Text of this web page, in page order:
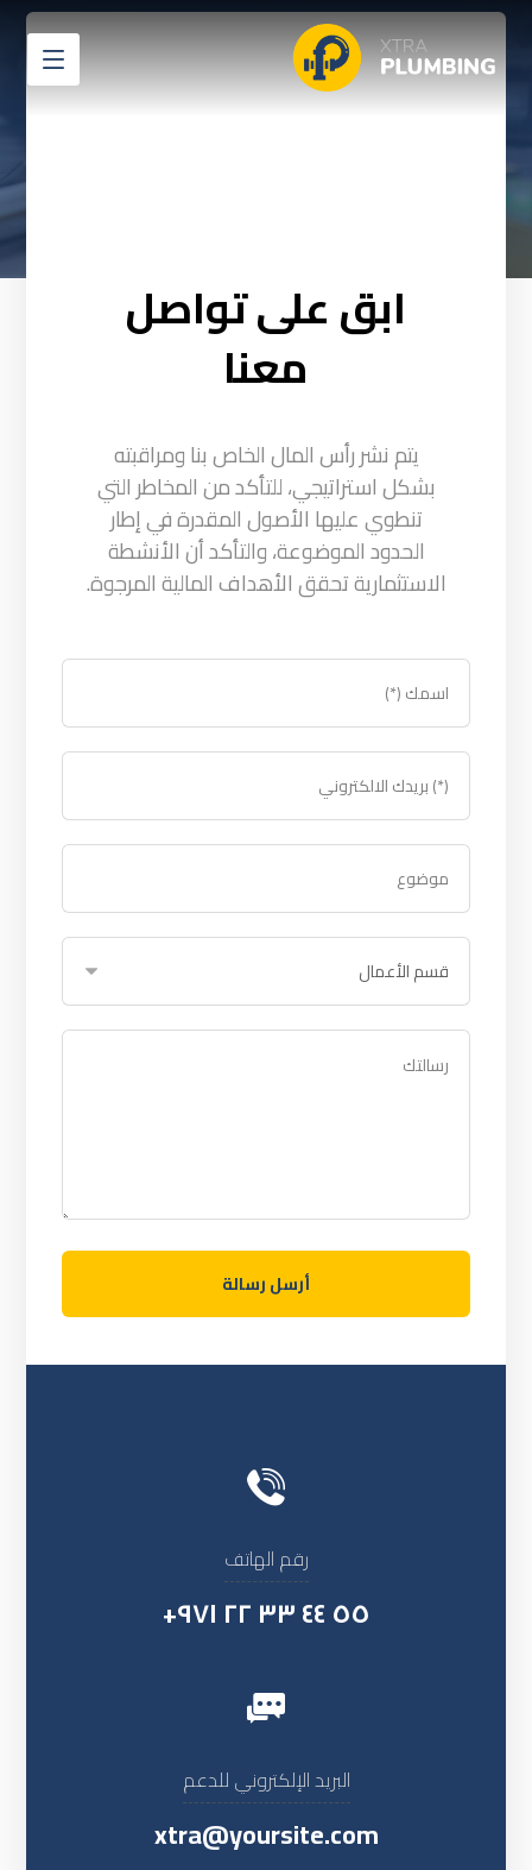
ابق على تواصل
معنا
يتم نشر رأس المال الخاص بنا ومراقبته
بشكل استراتيجي، للتأكد من المخاطر التي
تنطوي عليها الأصول المقدرة في إطار
الحدود الموضوعة، والتأكد أن الأنشطة
الاستثمارية تحقق الأهداف المالية المرجوة.
رقم الهاتف
٥٥ ٤٤ ٣٣ ٢٢ ٩٧١+
البريد الإلكتروني للدعم
xtra@yoursite.com